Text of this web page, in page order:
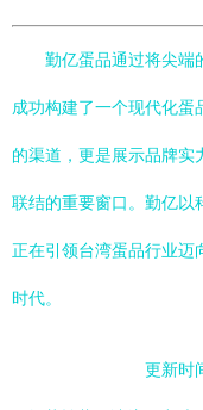
勤亿蛋品通过将尖端
成功构建了一个现代化蛋
的渠道，更是展示品牌实
联结的重要窗口。勤亿以
正在引领台湾蛋品行业迈
时代。
更新时